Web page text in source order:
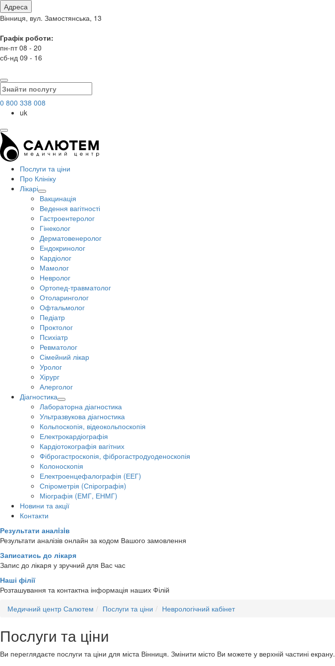
Адреса
Вінниця, вул. Замостянська, 13
Графік роботи:
пн-пт 08 - 20
сб-нд 09 - 16
0 800 338 008
uk
Послуги та ціни
Про Клініку
Лікарі
Вакцинація
Ведення вагітності
Гастроентеролог
Гінеколог
Дерматовенеролог
Ендокринолог
Кардіолог
Мамолог
Невролог
Ортопед-травматолог
Отоларинголог
Офтальмолог
Педіатр
Проктолог
Психіатр
Ревматолог
Сімейний лікар
Уролог
Хірург
Алерголог
Діагностика
Лабораторна діагностика
Ультразвукова діагностика
Кольпоскопія, відеокольпоскопія
Електрокардіографія
Кардіотокографія вагітних
Фіброгастроскопія, фіброгастродуоденоскопія
Колоноскопія
Електроенцефалографія (ЕЕГ)
Спірометрія (Спірографія)
Міографія (ЕМГ, ЕНМГ)
Новини та акції
Контакти
Результати аналiзiв
Результати аналізів онлайн за кодом Вашого замовлення
Записатись до лікаря
Запис до лікаря у зручний для Вас час
Наші філії
Розташування та контактна інформація наших Філій
Медичний центр Салютем
Послуги та ціни Неврологічний кабінет
Послуги та ціни
Ви переглядаєте послуги та ціни для міста Вінниця. Змінити місто Ви можете у верхній частині екрану.